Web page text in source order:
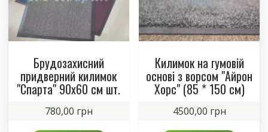
Брудозахисний
придверний килимок
"Спарта" 90х60 см шт.
780,00 грн
Килимок на гумовій
основі з ворсом "Айрон
Хорс" (85 * 150 см)
4500,00 грн